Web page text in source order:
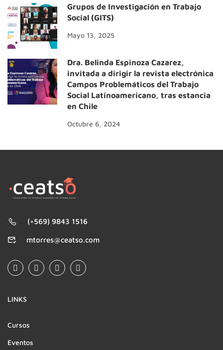
Grupos de Investigación en Trabajo
Social (GITS)
Mayo 13, 2025
Dra. Belinda Espinoza Cazarez,
invitada a dirigir la revista electrónica
Campos Problemáticos del Trabajo
Social Latinoamericano, tras estancia
en Chile
Octubre 6, 2024
(+569) 9843 1516
mtorres@ceatso.com
LINKS
Cursos
Eventos